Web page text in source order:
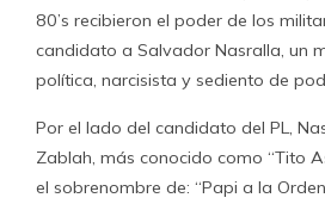
80’s recibieron el poder de los
candidato a Salvador Nasralla, un
política, narcisista y sediento de
Por el lado del candidato del PL,
Zablah, más conocido como “Tito
el sobrenombre de: “Papi a la